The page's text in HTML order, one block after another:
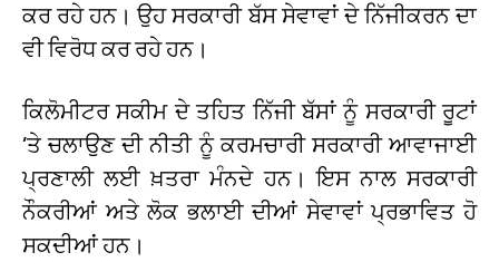
ਕਰ ਰਹੇ ਹਨ। ਉਹ ਸਰਕਾਰੀ ਬੱਸ ਸੇਵਾਵਾਂ ਦੇ ਨਿੱਜੀਕਰਨ ਦਾ
ਵੀ ਵਿਰੋਧ ਕਰ ਰਹੇ ਹਨ।
ਕਿਲੋਮੀਟਰ ਸਕੀਮ ਦੇ ਤਹਿਤ ਨਿੱਜੀ ਬੱਸਾਂ ਨੂੰ ਸਰਕਾਰੀ ਰੂਟਾਂ
’ਤੇ ਚਲਾਉਣ ਦੀ ਨੀਤੀ ਨੂੰ ਕਰਮਚਾਰੀ ਸਰਕਾਰੀ ਆਵਾਜਾਈ
ਪ੍ਰਣਾਲੀ ਲਈ ਖ਼ਤਰਾ ਮੰਨਦੇ ਹਨ। ਇਸ ਨਾਲ ਸਰਕਾਰੀ
ਨੌਕਰੀਆਂ ਅਤੇ ਲੋਕ ਭਲਾਈ ਦੀਆਂ ਸੇਵਾਵਾਂ ਪ੍ਰਭਾਵਿਤ ਹੋ
ਸਕਦੀਆਂ ਹਨ।